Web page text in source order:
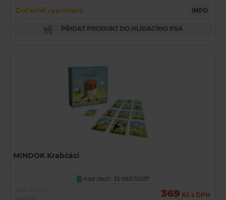
Dočasně vyprodaný INFO
PŘIDAT PRODUKT DO HLÍDACÍHO PSA
MINDOK Krabčáci
U
Kód zboží: 33-083/30337
369 Kč s DPH